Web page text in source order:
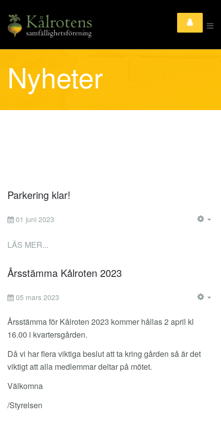
Nyheter
Parkering klar!
01 juni 2023
LÄS MER...
Årsstämma Kålroten 2023
05 mars 2023
Årsstämma för Kålroten 2023 kommer hållas 2 april kl
16.00 i kvartersgården.
Då vi har flera viktiga beslut att ta kring gården så är det
viktigt att alla medlemmar deltar på mötet.
Välkomna
/Styrelsen